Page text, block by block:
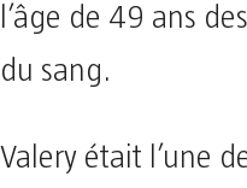
l’âge de 49 ans
du sang.
Valery était l’une